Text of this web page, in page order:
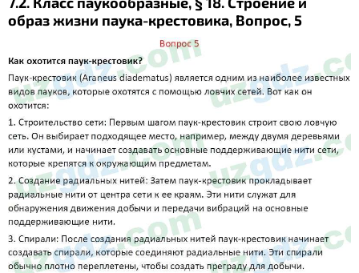
образ жизни паука-крестовика, Вопрос, 5